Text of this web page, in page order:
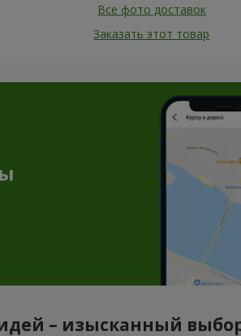
Все фото доставок
Заказать этот товар
– изысканный